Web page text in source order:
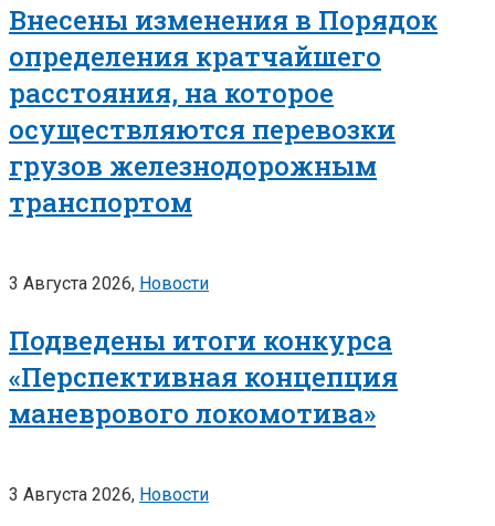
Внесены изменения в Порядок
определения кратчайшего
расстояния, на которое
осуществляются перевозки
грузов железнодорожным
транспортом
3 Августа 2026, Новости
Подведены итоги конкурса
«Перспективная концепция
маневрового локомотива»
3 Августа 2026, Новости